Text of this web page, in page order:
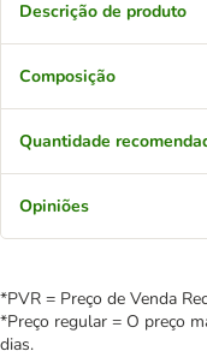
Descrição de produto
Composição
Quantidade
Opiniões
*PVR = Preço de Venda
*Preço regular = O preço
dias.